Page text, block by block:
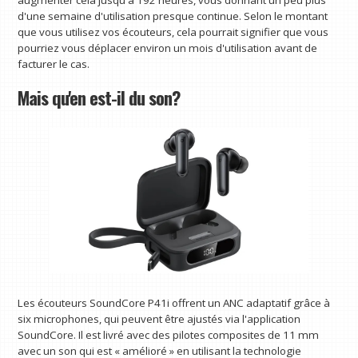
d'une semaine d'utilisation presque continue. Selon le montant
que vous utilisez vos écouteurs, cela pourrait signifier que vous
pourriez vous déplacer environ un mois d'utilisation avant de
facturer le cas.
Mais qu'en est-il du son?
Les écouteurs SoundCore P41i offrent un ANC adaptatif grâce à
six microphones, qui peuvent être ajustés via l'application
SoundCore. Il est livré avec des pilotes composites de 11 mm
avec un son qui est « amélioré » en utilisant la technologie